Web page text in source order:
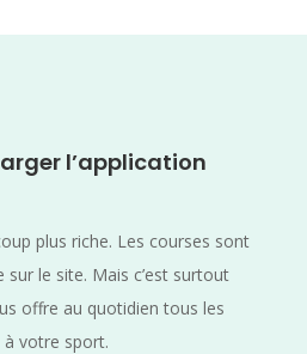
l’application
plus riche. Les courses sont
sur le site. Mais c’est surtout
offre au quotidien tous les
votre sport.